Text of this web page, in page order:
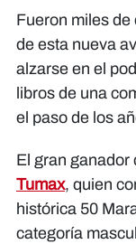
Fueron miles
de esta nueva
alzarse en el
libros de una
el paso de los
El gran ganador
Tumax, quien
histórica 50
categoría